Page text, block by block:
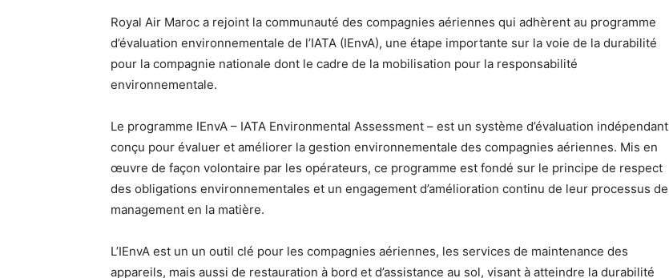
Royal Air Maroc a rejoint la communauté des compagnies aériennes qui adhèrent au programme
d’évaluation environnementale de l’IATA (IEnvA), une étape importante sur la voie de la durabilité
pour la compagnie nationale dont le cadre de la mobilisation pour la responsabilité
environnementale.
Le programme IEnvA – IATA Environmental Assessment – est un système d’évaluation indépendant
conçu pour évaluer et améliorer la gestion environnementale des compagnies aériennes. Mis en
œuvre de façon volontaire par les opérateurs, ce programme est fondé sur le principe de respect
des obligations environnementales et un engagement d’amélioration continu de leur processus de
management en la matière.
L’IEnvA est un un outil clé pour les compagnies aériennes, les services de maintenance des
appareils, mais aussi de restauration à bord et d’assistance au sol, visant à atteindre la durabilité